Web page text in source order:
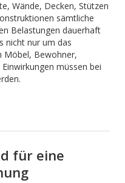
Wände, Decken, Stützen
sämtliche
Belastungen dauerhaft
nicht nur um das
Möbel, Bewohner,
müssen bei
für eine